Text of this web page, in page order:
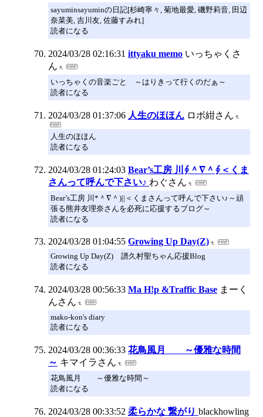
sayuminsayuminの日記[杉崎寧々, 菊地最愛, 磯野莉音, 田辺
奈菜美, 吉川友, 佐藤すみれ]
読者になる
2024/03/28 02:16:31 ittyaku memo いっちゃくさ
ん
いっちゃくの音楽ごと ～はりきって行くのだぁ～
読者になる
2024/03/28 01:37:06 人生のほほん ロボ紺さん
人生のほほん
読者になる
2024/03/28 01:24:03 Bear’s工房 川∮＾∇＾∮＜くま
さんって呼んで下さい♪ わぐさん
Bear’s工房 川*＾∇＾)||＜くまさんって呼んで下さい♪～頑
張る熊井友理奈さんを必死に応援するブログ～
読者になる
2024/03/28 01:04:55 Growing Up Day(Z)
Growing Up Day(Z) 譜久村聖ちゃん応援Blog
読者になる
2024/03/28 00:56:33 Ma H!p &Traffic Base まーく
んさん
mako-kon's diary
読者になる
2024/03/28 00:36:33 花鳥風月 ～優雅な時間
～ キマイラさん
花鳥風月 ～優雅な時間～
読者になる
2024/03/28 00:33:52 柔らかな 繋がり blackhowling